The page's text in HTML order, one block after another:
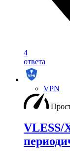
4
ответа
VPN
VLESS/